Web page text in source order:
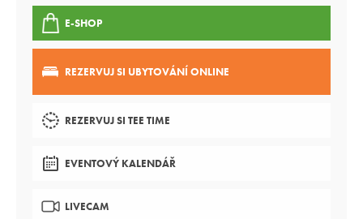
E-SHOP
REZERVUJ SI UBYTOVÁNÍ ONLINE
REZERVUJ SI TEE TIME
EVENTOVÝ KALENDÁŘ
LIVECAM